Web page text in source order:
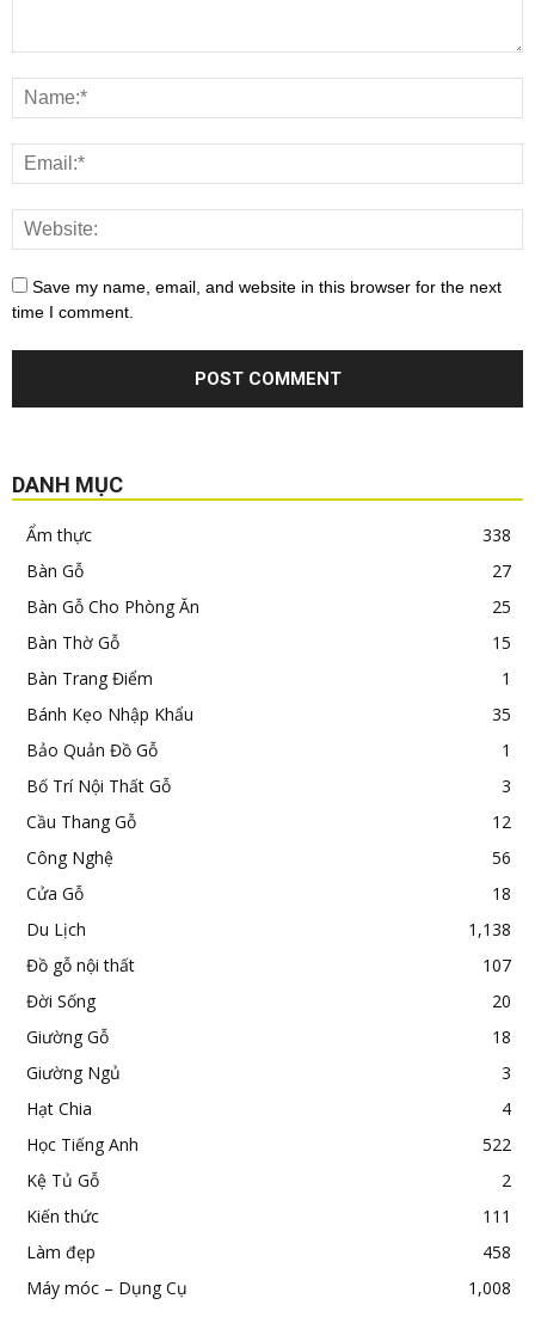
Save my name, email, and website in this browser for the next
time I comment.
DANH MỤC
Ẩm thực
338
Bàn Gỗ
27
Bàn Gỗ Cho Phòng Ăn
25
Bàn Thờ Gỗ
15
Bàn Trang Điểm
1
Bánh Kẹo Nhập Khẩu
35
Bảo Quản Đồ Gỗ
1
Bố Trí Nội Thất Gỗ
3
Cầu Thang Gỗ
12
Công Nghệ
56
Cửa Gỗ
18
Du Lịch
1,138
Đồ gỗ nội thất
107
Đời Sống
20
Giường Gỗ
18
Giường Ngủ
3
Hạt Chia
4
Học Tiếng Anh
522
Kệ Tủ Gỗ
2
Kiến thức
111
Làm đẹp
458
Máy móc – Dụng Cụ
1,008